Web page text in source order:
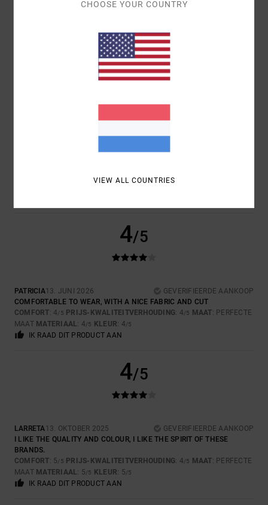
COMFORT
PRIJS-KWALITEITVERHOUDING
4.0
4/5
PATRICIA13. JUNI 2026
GEVERIFIEERDE AANKOOP
COMFORTABLE TO WEAR, WITH A NICE FABRIC AND CUT
COMFORT: 4/5 PRIJS-KWALITEITVERHOUDING: 4/5 MAAT: PERFECTE
MAAT MATERIAAL: 4/5 KLEUR: 4/5
IK RAAD DIT PRODUCT AAN
4/5
LARRETA13. OKTOBER 2025
GEVERIFIEERDE AANKOOP
I LIKE THE QUALITY AND COLOUR, I LIKE THE SPIRIT OF THESE
BRANDS.
COMFORT: 5/5 PRIJS-KWALITEITVERHOUDING: 4/5 MAAT: PERFECTE
MAAT MATERIAAL: 5/5 KLEUR: 5/5
IK RAAD DIT PRODUCT AAN
CHOOSE YOUR COUNTRY
VIEW ALL COUNTRIES